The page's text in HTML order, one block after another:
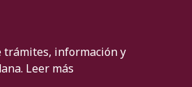
trámites, información y
Leer más